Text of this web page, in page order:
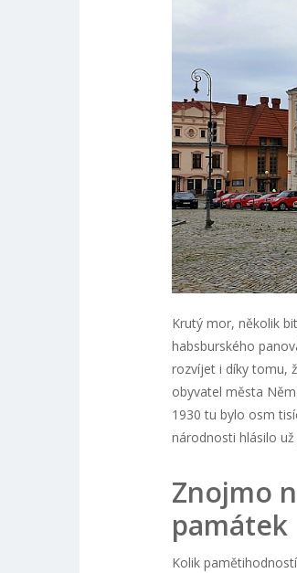
Krutý mor, několik
habsburského
rozvíjet i díky tomu,
obyvatel města
1930 tu bylo osm
národnosti hlásilo
Znojmo
památek
Kolik